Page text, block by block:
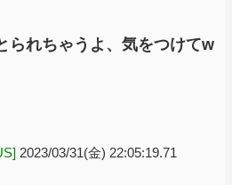
られちゃうよ、気をつけてw
2023/03/31(金) 22:05:19.71